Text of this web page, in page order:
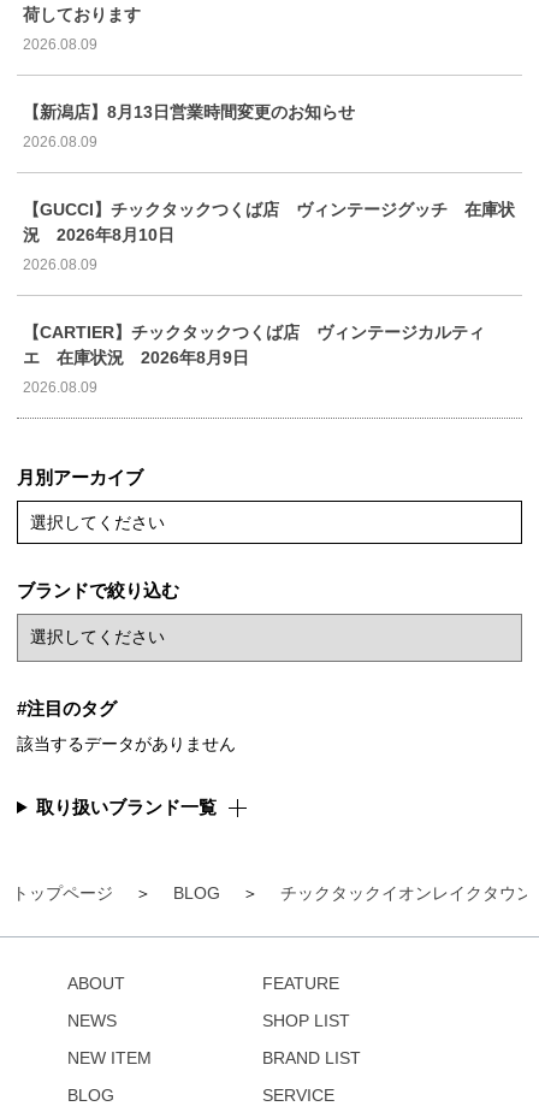
トップページ BLOG チックタックイオンレイクタウン
荷しております
2026.08.09
【新潟店】8月13日営業時間変更のお知らせ
2026.08.09
【GUCCI】チックタックつくば店 ヴィンテージグッチ 在庫状
況 2026年8月10日
2026.08.09
【CARTIER】チックタックつくば店 ヴィンテージカルティ
エ 在庫状況 2026年8月9日
2026.08.09
月別アーカイブ
選択してください
ブランドで絞り込む
#注目のタグ
該当するデータがありません
取り扱いブランド一覧
ABOUT
NEWS
NEW ITEM
BLOG
FEATURE
SHOP LIST
BRAND LIST
SERVICE